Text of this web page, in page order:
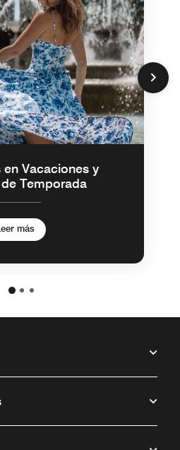
en Vacaciones y
Temporada
más